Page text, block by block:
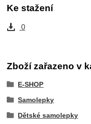
Ke stažení
0
Zboží zařazeno v
E-SHOP
Samolepky
Dětské samolepky